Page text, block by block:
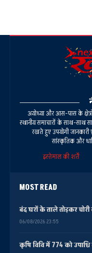
अयोध्या और आस-पास के
स्थानीय समाचारों के साथ-साथ
रखते हुए उपयोगी
सांस्कृतिक और
इस्तेमाल की शर्तें
MOST READ
बंद घरों के ताले तोड़कर
06/08/2026 23:55
कृषि विवि में 774 को